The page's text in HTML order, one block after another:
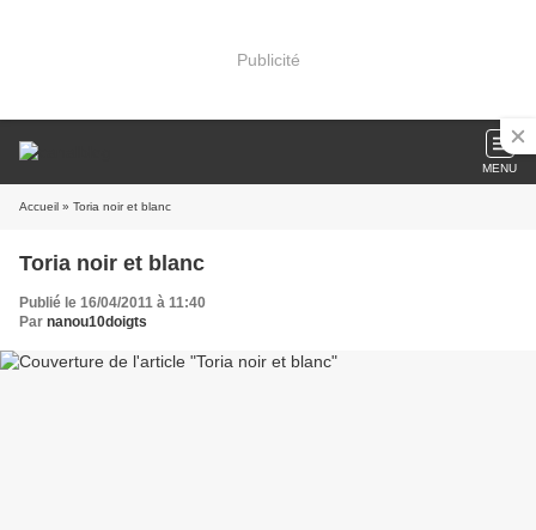
Publicité
MENU
Accueil » Toria noir et blanc
Toria noir et blanc
Publié le 16/04/2011 à 11:40
Par nanou10doigts